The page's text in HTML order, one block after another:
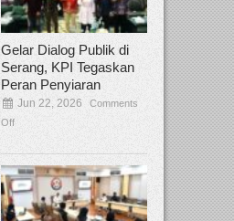
Gelar Dialog Publik di
Serang, KPI Tegaskan
Peran Penyiaran
Jun 22, 2026
Comments
Off